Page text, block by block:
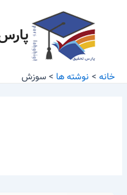
خانه نوشته ها سوزش